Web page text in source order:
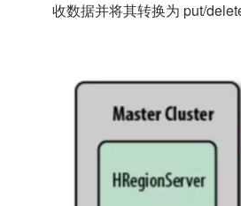
收数据并将其转换为 put/